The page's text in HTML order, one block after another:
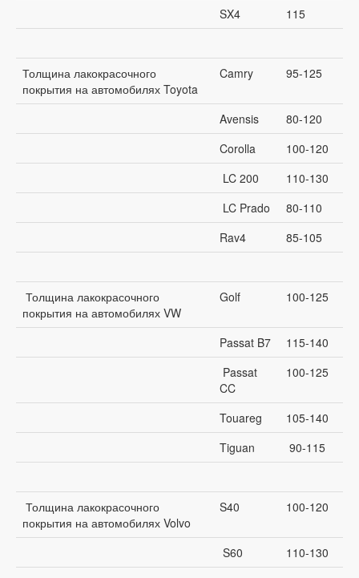
SX4 115
Толщина лакокрасочного
покрытия на автомобилях Toyota
Camry 95-125
Avensis
80-120
Corolla
100-120
LC 200
110-130
LC Prado
80-110
Rav4
85-105
Толщина лакокрасочного
покрытия на автомобилях VW
Golf 100-125
Passat B7
115-140
Passat
CC
100-125
Touareg
105-140
Tiguan
90-115
Толщина лакокрасочного
покрытия на автомобилях Volvo
S40 100-120
S60
110-130